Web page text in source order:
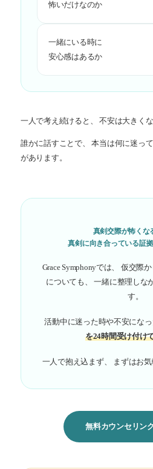
怖いだけなのか
一緒にいる時に
安心感はあるか
一人で考え続けると、 不安は大きく
誰かに話すことで、 本当は何に迷っ
があります。
真剣交際が怖くな
真剣に向き合っている証
Grace Symphonyでは、 仮交際
についても、 一緒に整理しな
す。
活動中に迷った時や不安にな
を24時間受け付け
一人で抱え込まず、 まずはお気
無料カウンセリン